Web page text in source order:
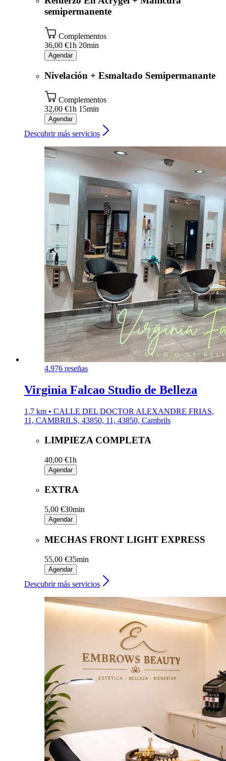
semipermanente
Complementos
36,00 €1h 20min
Agendar
Nivelación + Esmaltado Semipermanante
Complementos
32,00 €1h 15min
Agendar
Descubrir más servicios
4.976 reseñas
Virginia Falcao Studio de Belleza
1,7 km • CALLE DEL DOCTOR ALEXANDRE FRIAS,
11, CAMBRILS, 43850, 11, 43850, Cambrils
LIMPIEZA COMPLETA
40,00 €1h
Agendar
EXTRA
5,00 €30min
Agendar
MECHAS FRONT LIGHT EXPRESS
55,00 €35min
Agendar
Descubrir más servicios